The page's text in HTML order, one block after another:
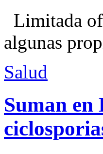
Limitada
algunas
Salud
Suman en